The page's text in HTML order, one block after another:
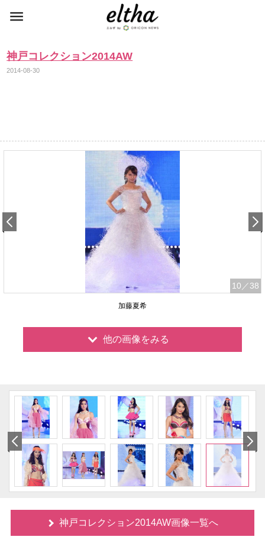
神戸コレクション2014AW
2014-08-30
10 ／38
加藤夏希
他の画像をみる
神戸コレクション2014AW画像一覧へ